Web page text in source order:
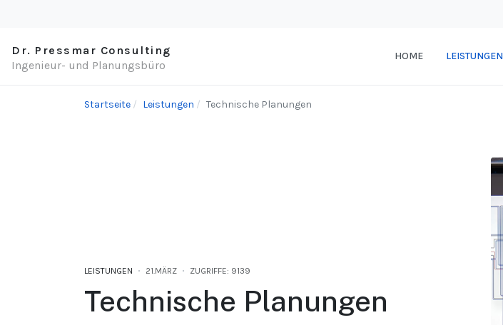
Dr. Pressmar Consulting
Ingenieur- und Planungsbüro
HOME LEISTUNGEN
Startseite Leistungen Technische Planungen
LEISTUNGEN 21.MÄRZ ZUGRIFFE: 9139
Technische Planungen